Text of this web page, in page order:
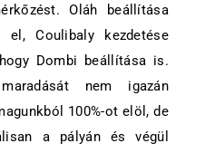
Oláh beállítása
el, Coulibaly kezdetése
Dombi beállítása is.
nem igazán
100%-ot elöl, de
a pályán és végül